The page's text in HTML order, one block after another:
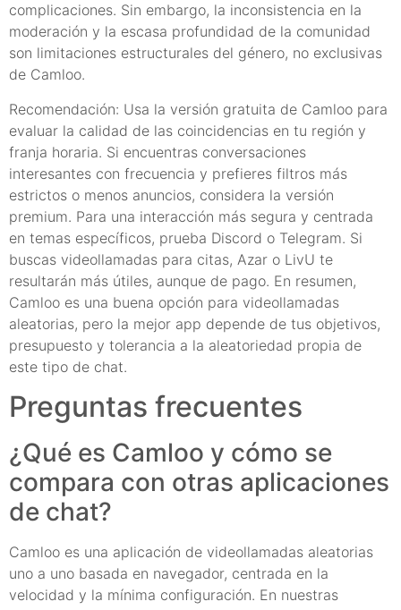
complicaciones. Sin embargo, la inconsistencia en la
moderación y la escasa profundidad de la comunidad
son limitaciones estructurales del género, no exclusivas
de Camloo.
Recomendación: Usa la versión gratuita de Camloo para
evaluar la calidad de las coincidencias en tu región y
franja horaria. Si encuentras conversaciones
interesantes con frecuencia y prefieres filtros más
estrictos o menos anuncios, considera la versión
premium. Para una interacción más segura y centrada
en temas específicos, prueba Discord o Telegram. Si
buscas videollamadas para citas, Azar o LivU te
resultarán más útiles, aunque de pago. En resumen,
Camloo es una buena opción para videollamadas
aleatorias, pero la mejor app depende de tus objetivos,
presupuesto y tolerancia a la aleatoriedad propia de
este tipo de chat.
Preguntas frecuentes
¿Qué es Camloo y cómo se
compara con otras aplicaciones
de chat?
Camloo es una aplicación de videollamadas aleatorias
uno a uno basada en navegador, centrada en la
velocidad y la mínima configuración. En nuestras